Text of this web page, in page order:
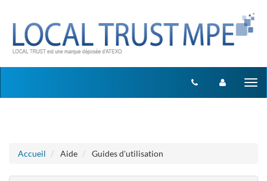
Accueil Aide Guides d'utilisation